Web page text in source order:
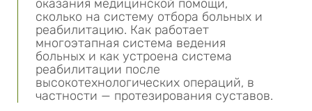
оказания медицинской помощи,
сколько на систему отбора больных и
реабилитацию. Как работает
многоэтапная система ведения
больных и как устроена система
реабилитации после
высокотехнологических операций, в
частности — протезирования суставов.